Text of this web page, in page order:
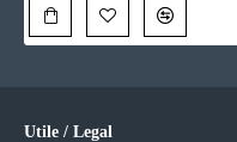
Utile / Legal